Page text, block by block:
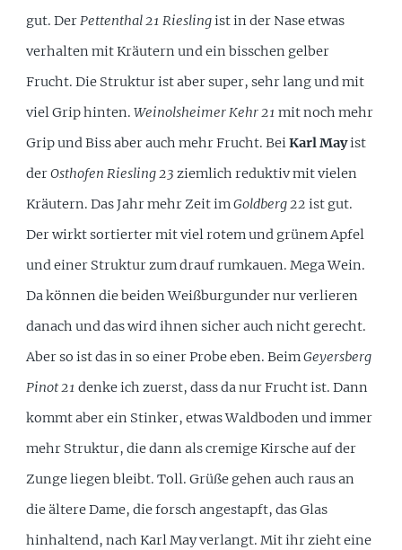
gut. DerPettenthal 21 Rieslingist in der Nase etwas
verhalten mit Kräutern und ein bisschen gelber
Frucht. Die Struktur ist aber super, sehr lang und mit
viel Grip hinten.Weinolsheimer Kehr 21 mit noch mehr
Grip und Biss aber auch mehr Frucht. BeiKarl Mayist
derOsthofen Riesling 23 ziemlich reduktiv mit vielen
Kräutern. Das Jahr mehr Zeit imGoldberg 22 ist gut.
Der wirkt sortierter mit viel rotem und grünem Apfel
und einer Struktur zum drauf rumkauen. Mega Wein.
Da können die beiden Weißburgunder nur verlieren
danach und das wird ihnen sicher auch nicht gerecht.
Aber so ist das in so einer Probe eben. BeimGeyersberg
Pinot 21 denke ich zuerst, dass da nur Frucht ist. Dann
kommt aber ein Stinker, etwas Waldboden und immer
mehr Struktur, die dann als cremige Kirsche auf der
Zunge liegen bleibt. Toll. Grüße gehen auch raus an
die ältere Dame, die forsch angestapft, das Glas
hinhaltend, nach Karl May verlangt. Mit ihr zieht eine